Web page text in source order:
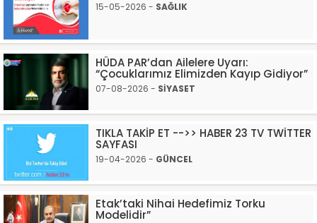
15-05-2026 - SAĞLIK
HÜDA PAR’dan Ailelere Uyarı:
“Çocuklarımız Elimizden Kayıp Gidiyor”
07-08-2026 - SİYASET
TIKLA TAKİP ET -->> HABER 23 TV TWİTTER
SAYFASI
19-04-2026 - GÜNCEL
Etak’taki Nihai Hedefimiz Torku
Modelidir”